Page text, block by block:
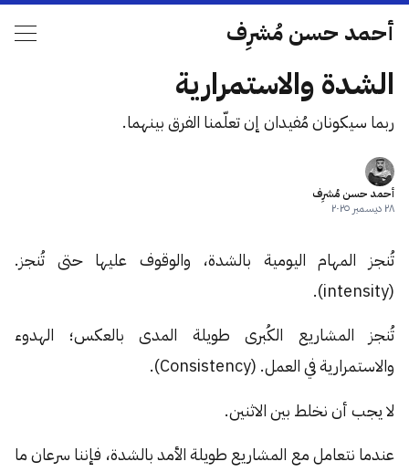
أحمد حسن مُشرِف
الشدة والاستمرارية
ربما سيكونان مُفيدان إن تعلّمنا الفرق بينهما.
أحمد حسن مُشرِف
٢٨ ديسمبر ٢٠٢٥
تُنجز المهام اليومية بالشدة، والوقوف عليها حتى تُنجز.
(intensity).
تُنجز المشاريع الكُبرى طويلة المدى بالعكس؛ الهدوء
والاستمرارية في العمل. (Consistency).
لا يجب أن نخلط بين الاثنين.
عندما نتعامل مع المشاريع طويلة الأمد بالشدة، فإننا سرعان ما